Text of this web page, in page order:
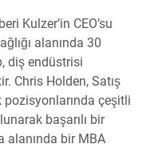
Kulzer’in CEO’su
alanında 30
diş endüstrisi
Chris Holden, Satış
çeşitli
başarılı bir
alanında bir MBA